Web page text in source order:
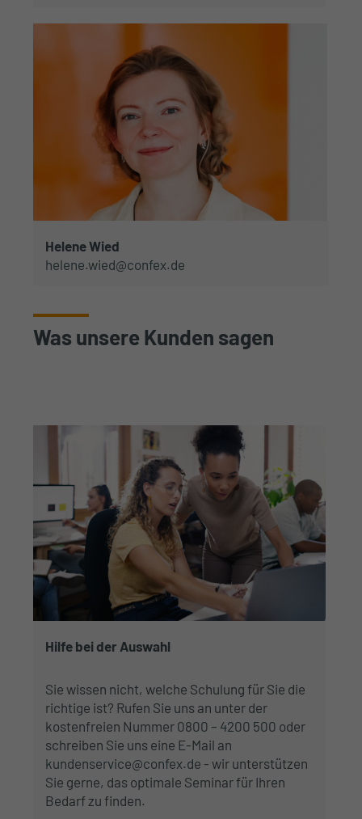
Helene Wied
helene.wied@confex.de
Was unsere Kunden sagen
Hilfe bei der Auswahl
Sie wissen nicht, welche Schulung für Sie die
richtige ist? Rufen Sie uns an unter der
kostenfreien Nummer 0800 – 4200 500 oder
schreiben Sie uns eine E-Mail an
kundenservice@confex.de - wir unterstützen
Sie gerne, das optimale Seminar für Ihren
Bedarf zu finden.